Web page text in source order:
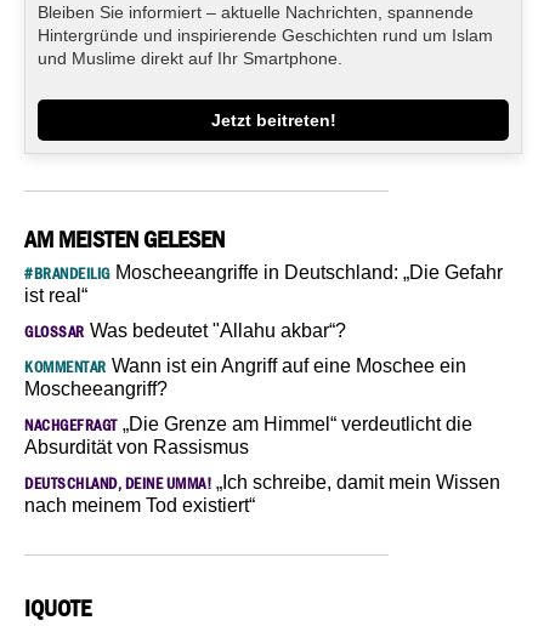
Bleiben Sie informiert – aktuelle Nachrichten, spannende
Hintergründe und inspirierende Geschichten rund um Islam
und Muslime direkt auf Ihr Smartphone.
Jetzt beitreten!
AM MEISTEN GELESEN
#BRANDEILIGMoscheeangriffe in Deutschland: „Die Gefahr
ist real“
GLOSSAR Was bedeutet "Allahu akbar“?
KOMMENTAR Wann ist ein Angriff auf eine Moschee ein
Moscheeangriff?
NACHGEFRAGT„Die Grenze am Himmel“ verdeutlicht die
Absurdität von Rassismus
DEUTSCHLAND, DEINE UMMA! „Ich schreibe, damit mein Wissen
nach meinem Tod existiert“
IQUOTE